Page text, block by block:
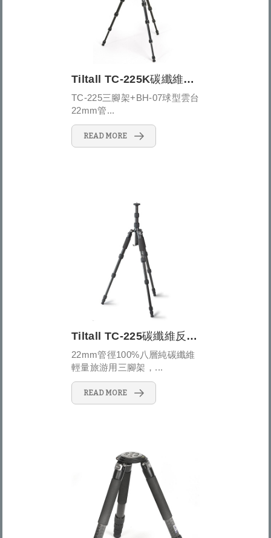
Tiltall TC-225K碳纖維旅行用三腳架套裝 TC-225+BH-07
TC-225三腳架+BH-07球型雲台
22mm管...
READ MORE
Tiltall TC-225碳纖維反折式五節三腳架
22mm管徑100%八層純碳纖維
輕量旅游用三腳架，...
READ MORE